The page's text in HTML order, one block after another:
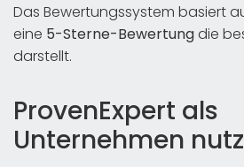
Das Bewertungssystem basiert
eine 5-Sterne-Bewertungdie
darstellt.
ProvenExpert als
Unternehmen